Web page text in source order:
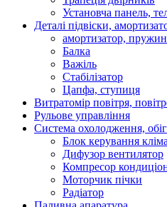
Установча панель,
Деталі підвіски,
амортизатор,
Балка
Важіль
Стабілізатор
Цапфа, ступиця
Витратомір повітря,
Рульове управління
Система охолодження,
Блок керування
Дифузор вентилятор
Компресор
Моторчик пічки
Радіатор